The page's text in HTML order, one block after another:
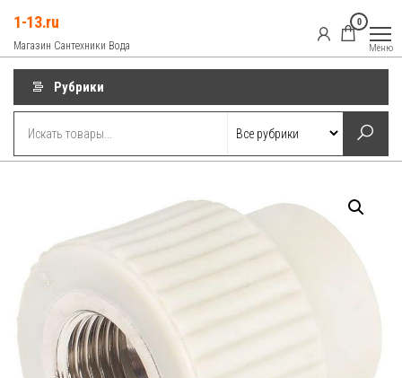
содержимому
1-13.ru
Магазин Сантехники Вода
0
Меню
Рубрики